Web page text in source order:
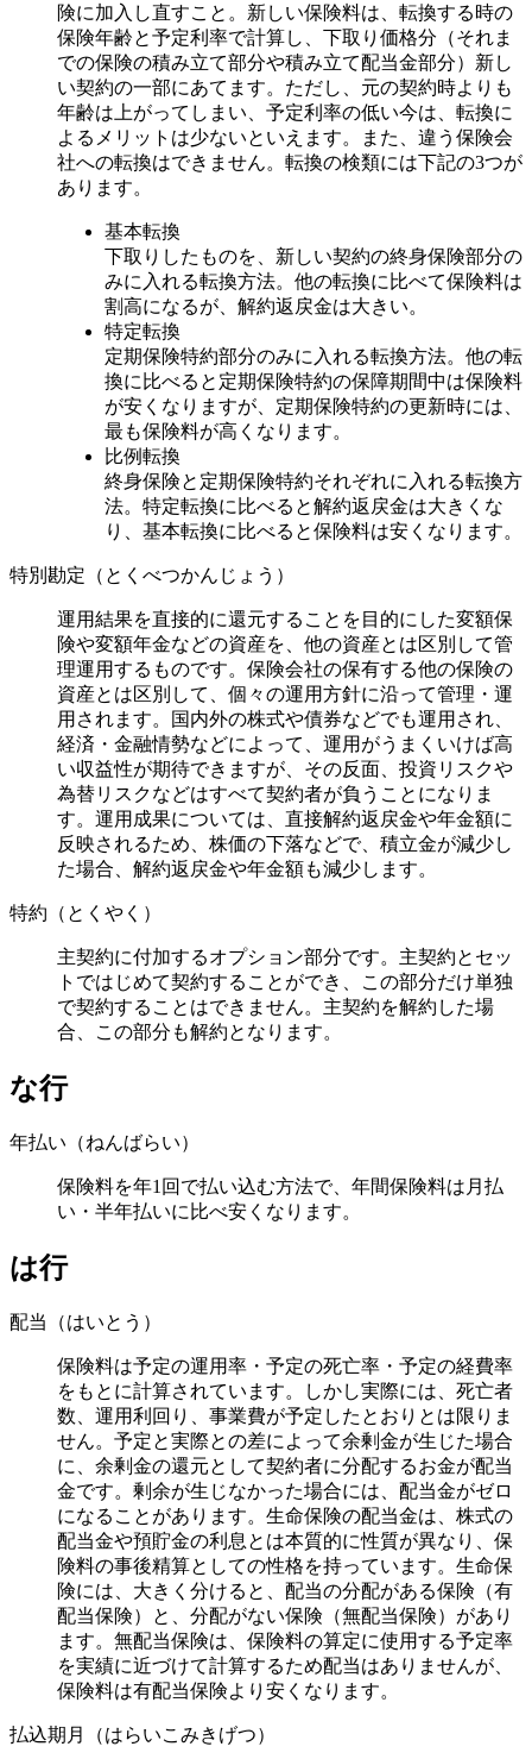
険に加入し直すこと。新しい保険料は、転換する時の
保険年齢と予定利率で計算し、下取り価格分（それま
での保険の積み立て部分や積み立て配当金部分）新し
い契約の一部にあてます。ただし、元の契約時よりも
年齢は上がってしまい、予定利率の低い今は、転換に
よるメリットは少ないといえます。また、違う保険会
社への転換はできません。転換の検類には下記の3つが
あります。
基本転換
下取りしたものを、新しい契約の終身保険部分の
みに入れる転換方法。他の転換に比べて保険料は
割高になるが、解約返戻金は大きい。
特定転換
定期保険特約部分のみに入れる転換方法。他の転
換に比べると定期保険特約の保障期間中は保険料
が安くなりますが、定期保険特約の更新時には、
最も保険料が高くなります。
比例転換
終身保険と定期保険特約それぞれに入れる転換方
法。特定転換に比べると解約返戻金は大きくな
り、基本転換に比べると保険料は安くなります。
特別勘定（とくべつかんじょう）
運用結果を直接的に還元することを目的にした変額保
険や変額年金などの資産を、他の資産とは区別して管
理運用するものです。保険会社の保有する他の保険の
資産とは区別して、個々の運用方針に沿って管理・運
用されます。国内外の株式や債券などでも運用され、
経済・金融情勢などによって、運用がうまくいけば高
い収益性が期待できますが、その反面、投資リスクや
為替リスクなどはすべて契約者が負うことになりま
す。運用成果については、直接解約返戻金や年金額に
反映されるため、株価の下落などで、積立金が減少し
た場合、解約返戻金や年金額も減少します。
特約（とくやく）
主契約に付加するオプション部分です。主契約とセッ
トではじめて契約することができ、この部分だけ単独
で契約することはできません。主契約を解約した場
合、この部分も解約となります。
な行
年払い（ねんばらい）
保険料を年1回で払い込む方法で、年間保険料は月払
い・半年払いに比べ安くなります。
は行
配当（はいとう）
保険料は予定の運用率・予定の死亡率・予定の経費率
をもとに計算されています。しかし実際には、死亡者
数、運用利回り、事業費が予定したとおりとは限りま
せん。予定と実際との差によって余剰金が生じた場合
に、余剰金の還元として契約者に分配するお金が配当
金です。剰余が生じなかった場合には、配当金がゼロ
になることがあります。生命保険の配当金は、株式の
配当金や預貯金の利息とは本質的に性質が異なり、保
険料の事後精算としての性格を持っています。生命保
険には、大きく分けると、配当の分配がある保険（有
配当保険）と、分配がない保険（無配当保険）があり
ます。無配当保険は、保険料の算定に使用する予定率
を実績に近づけて計算するため配当はありませんが、
保険料は有配当保険より安くなります。
払込期月（はらいこみきげつ）